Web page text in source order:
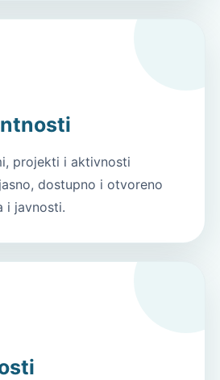
projekti i aktivnosti
dostupno i otvoreno
i javnosti.